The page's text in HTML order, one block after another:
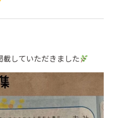
していただきました